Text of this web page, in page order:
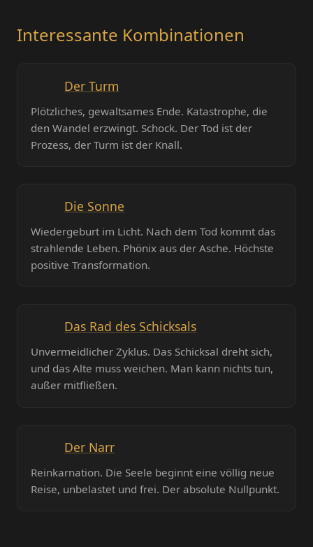
Interessante Kombinationen
Der Turm
Plötzliches, gewaltsames Ende. Katastrophe, die
den Wandel erzwingt. Schock. Der Tod ist der
Prozess, der Turm ist der Knall.
Die Sonne
Wiedergeburt im Licht. Nach dem Tod kommt das
strahlende Leben. Phönix aus der Asche. Höchste
positive Transformation.
Das Rad des Schicksals
Unvermeidlicher Zyklus. Das Schicksal dreht sich,
und das Alte muss weichen. Man kann nichts tun,
außer mitfließen.
Der Narr
Reinkarnation. Die Seele beginnt eine völlig neue
Reise, unbelastet und frei. Der absolute Nullpunkt.